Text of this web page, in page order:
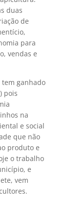
duas
de
para
vendas e
ganhado
pois
na
e social
que não
produto e
o trabalho
e
vem